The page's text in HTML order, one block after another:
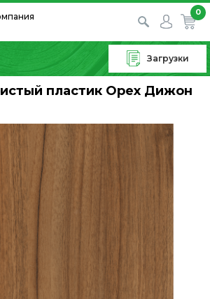
0
Загрузки
пластик Орех Дижон